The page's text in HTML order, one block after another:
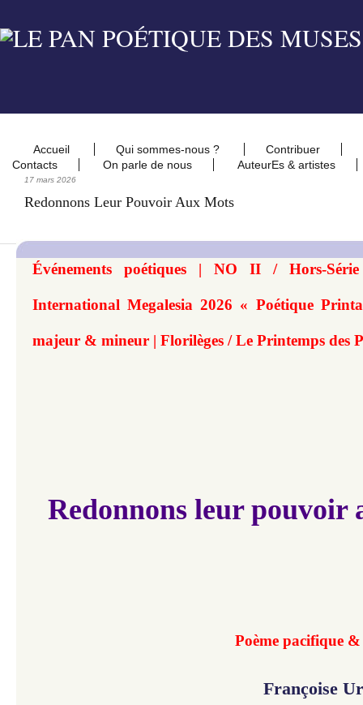
Accueil Qui sommes-nous ?
Contribuer
Contacts
On parle de nous AuteurEs & artistes
17 mars 2026
Redonnons Leur Pouvoir Aux Mots
Événements poétiques | NO II / Hors-
International Megalesia 2026 « Poétique
majeur & mineur | Florilèges / Le Printemps des
Redonnons leur pouvoir
Poème pacifique
Françoise